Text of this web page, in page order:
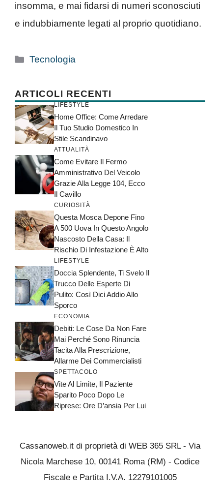
insomma, e mai fidarsi di numeri sconosciuti
e indubbiamente legati al proprio quotidiano.
Categorie
Tecnologia
ARTICOLI RECENTI
LIFESTYLE
Home Office: Come Arredare
Il Tuo Studio Domestico In
Stile Scandinavo
ATTUALITÀ
Come Evitare Il Fermo
Amministrativo Del Veicolo
Grazie Alla Legge 104, Ecco
Il Cavillo
CURIOSITÀ
Questa Mosca Depone Fino
A 500 Uova In Questo Angolo
Nascosto Della Casa: Il
Rischio Di Infestazione È Alto
LIFESTYLE
Doccia Splendente, Ti Svelo Il
Trucco Delle Esperte Di
Pulito: Così Dici Addio Allo
Sporco
ECONOMIA
Debiti: Le Cose Da Non Fare
Mai Perché Sono Rinuncia
Tacita Alla Prescrizione,
Allarme Dei Commercialisti
SPETTACOLO
Vite Al Limite, Il Paziente
Sparito Poco Dopo Le
Riprese: Ore D’ansia Per Lui
Cassanoweb.it di proprietà di WEB 365 SRL - Via
Nicola Marchese 10, 00141 Roma (RM) - Codice
Fiscale e Partita I.V.A. 12279101005